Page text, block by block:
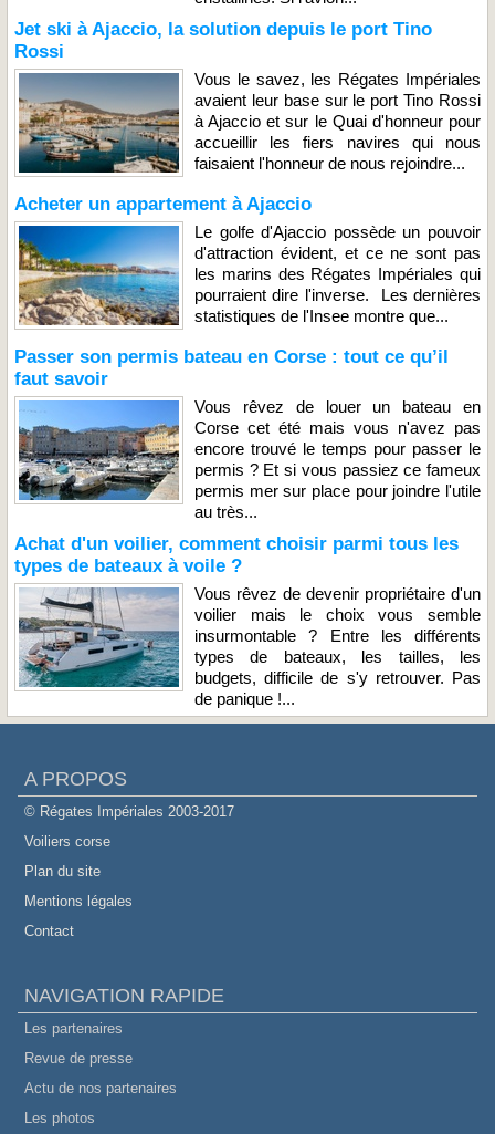
Jet ski à Ajaccio, la solution depuis le port Tino
Rossi
Vous le savez, les Régates Impériales
avaient leur base sur le port Tino Rossi
à Ajaccio et sur le Quai d'honneur pour
accueillir les fiers navires qui nous
faisaient l'honneur de nous rejoindre...
Acheter un appartement à Ajaccio
Le golfe d'Ajaccio possède un pouvoir
d'attraction évident, et ce ne sont pas
les marins des Régates Impériales qui
pourraient dire l'inverse. Les dernières
statistiques de l'Insee montre que...
Passer son permis bateau en Corse : tout ce qu’il
faut savoir
Vous rêvez de louer un bateau en
Corse cet été mais vous n'avez pas
encore trouvé le temps pour passer le
permis ? Et si vous passiez ce fameux
permis mer sur place pour joindre l'utile
au très...
Achat d'un voilier, comment choisir parmi tous les
types de bateaux à voile ?
Vous rêvez de devenir propriétaire d'un
voilier mais le choix vous semble
insurmontable ? Entre les différents
types de bateaux, les tailles, les
budgets, difficile de s'y retrouver. Pas
de panique !...
A PROPOS
© Régates Impériales 2003-2017
Voiliers corse
Plan du site
Mentions légales
Contact
NAVIGATION RAPIDE
Les partenaires
Revue de presse
Actu de nos partenaires
Les photos